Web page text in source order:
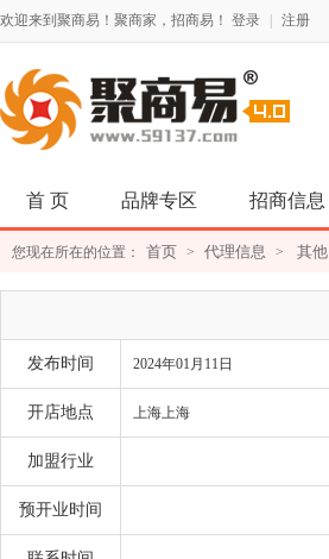
欢迎来到聚商易！聚商家，招商易！ 登录 注册
首 页 品牌专区 招商信息
您现在所在的位置： 首页 > 代理信息 > 其他
发布时间 2024年01月11日
开店地点 上海上海
加盟行业
预开业时间